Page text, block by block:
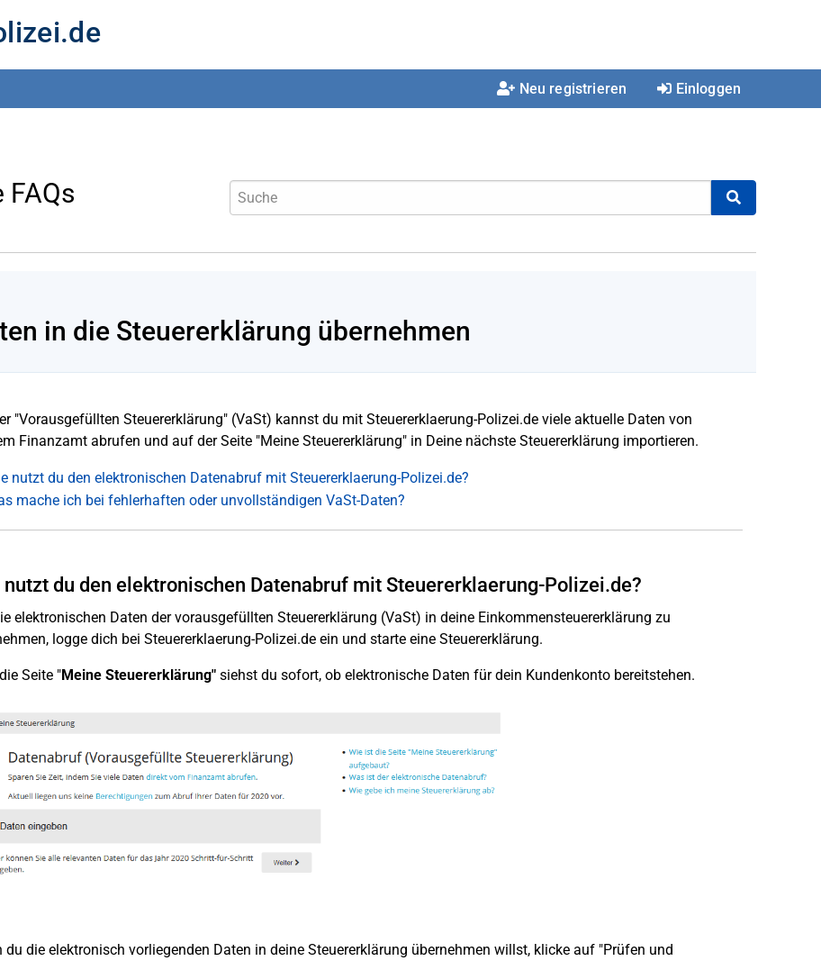
Neu registrieren Einloggen
in die Steuererklärung übernehmen
"Vorausgefüllten Steuererklärung" (VaSt) kannst du mit Steuererklaerung-Polizei.de viele aktuelle Daten von
Finanzamt abrufen und auf der Seite "Meine Steuererklärung" in Deine nächste Steuererklärung importieren.
nutzt du den elektronischen Datenabruf mit Steuererklaerung-Polizei.de?
mache ich bei fehlerhaften oder unvollständigen VaSt-Daten?
nutzt du den elektronischen Datenabruf mit Steuererklaerung-Polizei.de?
elektronischen Daten der vorausgefüllten Steuererklärung (VaSt) in deine Einkommensteuererklärung zu
logge dich bei Steuererklaerung-Polizei.de ein und starte eine Steuererklärung.
Seite "Meine Steuererklärung"siehst du sofort, ob elektronische Daten für dein Kundenkonto bereitstehen.
du die elektronisch vorliegenden Daten in deine Steuererklärung übernehmen willst, klicke auf "Prüfen und